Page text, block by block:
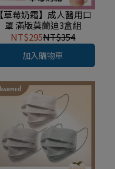
【草莓奶霜】成人醫用口
罩 滿版莫蘭迪3盒組
NT$295NT$354
加入購物車